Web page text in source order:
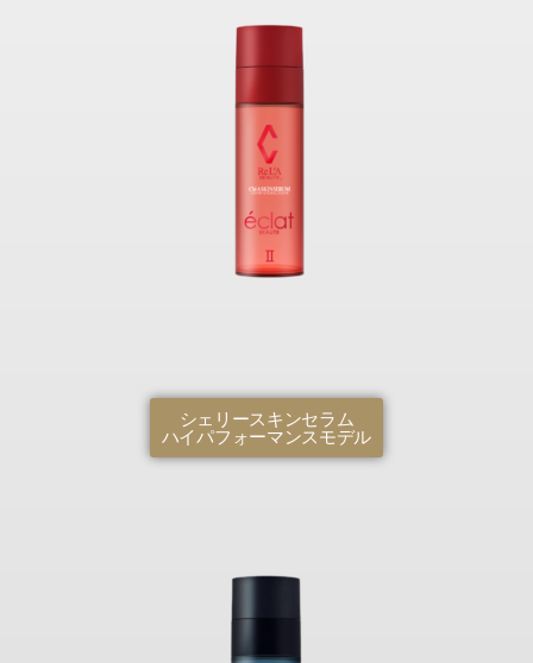
シェリースキンセラム
ハイパフォーマンスモデル